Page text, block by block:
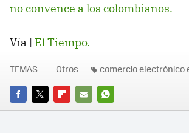
no convence a los colombianos.
Vía | El Tiempo.
FACEBOOK
TWITTERFLIPBOARD
E-
WHATSAPP
TEMAS Otros comercio electrónico